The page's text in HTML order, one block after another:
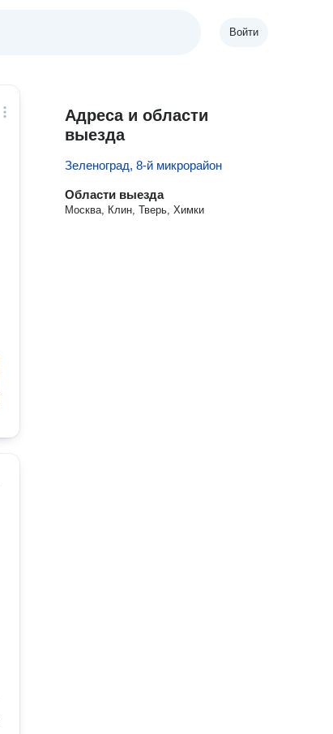
Войти
Адреса и области
выезда
Зеленоград, 8-й микрорайон
Области выезда
Москва, Клин, Тверь, Химки